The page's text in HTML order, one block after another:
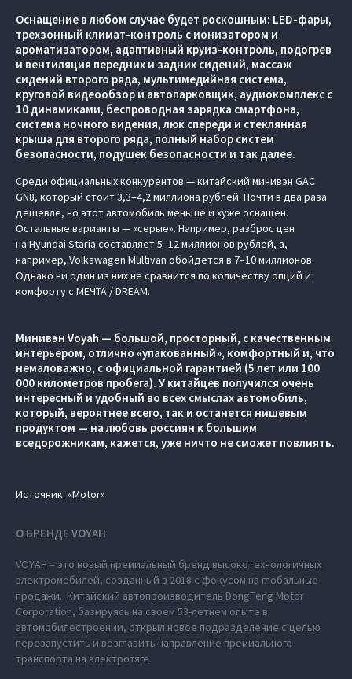
Оснащение в любом случае будет роскошным: LED-фары,
трехзонный климат-контроль с ионизатором и
ароматизатором, адаптивный круиз-контроль, подогрев
и вентиляция передних и задних сидений, массаж
сидений второго ряда, мультимедийная система,
круговой видеообзор и автопарковщик, аудиокомплекс с
10 динамиками, беспроводная зарядка смартфона,
система ночного видения, люк спереди и стеклянная
крыша для второго ряда, полный набор систем
безопасности, подушек безопасности и так далее.
Среди официальных конкурентов — китайский минивэн GAC
GN8, который стоит 3,3–4,2 миллиона рублей. Почти в два раза
дешевле, но этот автомобиль меньше и хуже оснащен.
Остальные варианты — «серые». Например, разброс цен
на Hyundai Staria составляет 5–12 миллионов рублей, а,
например, Volkswagen Multivan обойдется в 7–10 миллионов.
Однако ни один из них не сравнится по количеству опций и
комфорту с МЕЧТА / DREAM.
Минивэн Voyah — большой, просторный, с качественным
интерьером, отлично «упакованный», комфортный и, что
немаловажно, с официальной гарантией (5 лет или 100
000 километров пробега). У китайцев получился очень
интересный и удобный во всех смыслах автомобиль,
который, вероятнее всего, так и останется нишевым
продуктом — на любовь россиян к большим
вседорожникам, кажется, уже ничто не сможет повлиять.
Источник: «Motor»
О БРЕНДЕ VOYAH
VOYAH – это новый премиальный бренд высокотехнологичных
электромобилей, созданный в 2018 с фокусом на глобальные
продажи. Китайский автопроизводитель DongFeng Motor
Corporation, базируясь на своем 53-летнем опыте в
автомобилестроении, открыл новое подразделение с целью
перезапустить и возглавить направление премиального
транспорта на электротяге.